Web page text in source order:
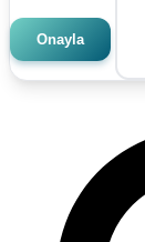
Onayla